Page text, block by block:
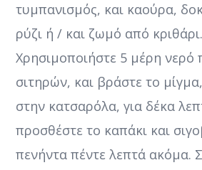
τυμπανισμός, και καούρα,
ρύζι ή / και ζωμό από κριθάρι.
Χρησιμοποιήστε 5 μέρη νερό
σιτηρών, και βράστε το
στην κατσαρόλα, για δέκα
προσθέστε το καπάκι και
πενήντα πέντε λεπτά ακόμα.